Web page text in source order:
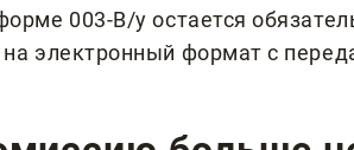
003-В/у остается
электронный формат с